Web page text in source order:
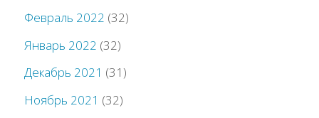
Февраль 2022 (32)
Январь 2022 (32)
Декабрь 2021 (31)
Ноябрь 2021 (32)